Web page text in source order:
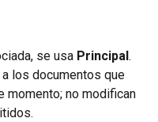
se usa Principal .
los documentos que
momento; no modifican